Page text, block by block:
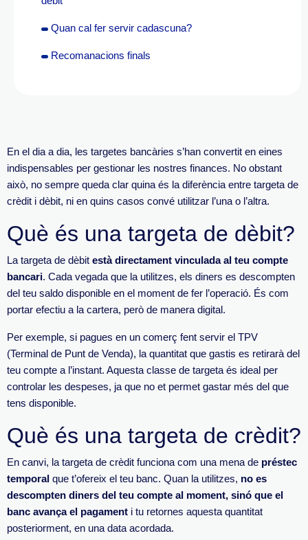
Quan cal fer servir cadascuna?
Recomanacions finals
En el dia a dia, les targetes bancàries s’han convertit en eines
indispensables per gestionar les nostres finances. No obstant
això, no sempre queda clar quina és la diferència entre targeta de
crèdit i dèbit, ni en quins casos convé utilitzar l’una o l’altra.
Què és una targeta de dèbit?
La targeta de dèbit està directament vinculada al teu compte
bancari. Cada vegada que la utilitzes, els diners es descompten
del teu saldo disponible en el moment de fer l’operació. És com
portar efectiu a la cartera, però de manera digital.
Per exemple, si pagues en un comerç fent servir el TPV
(Terminal de Punt de Venda), la quantitat que gastis es retirarà del
teu compte a l’instant. Aquesta classe de targeta és ideal per
controlar les despeses, ja que no et permet gastar més del que
tens disponible.
Què és una targeta de crèdit?
En canvi, la targeta de crèdit funciona com una mena de préstec
temporal que t’ofereix el teu banc. Quan la utilitzes, no es
descompten diners del teu compte al moment, sinó que el
banc avança el pagament i tu retornes aquesta quantitat
posteriorment, en una data acordada.